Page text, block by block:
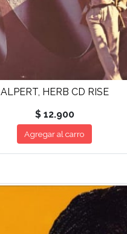
ALPERT, HERB CD RISE
$ 12.900
Agregar al carro